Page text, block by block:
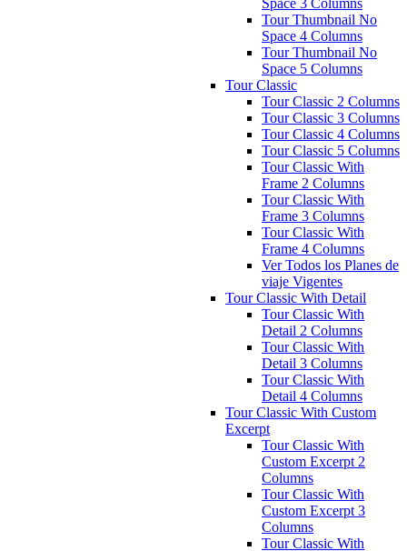
Space 3 Columns
Tour Thumbnail No
Space 4 Columns
Tour Thumbnail No
Space 5 Columns
Tour Classic
Tour Classic 2 Columns
Tour Classic 3 Columns
Tour Classic 4 Columns
Tour Classic 5 Columns
Tour Classic With
Frame 2 Columns
Tour Classic With
Frame 3 Columns
Tour Classic With
Frame 4 Columns
Ver Todos los Planes de
viaje Vigentes
Tour Classic With Detail
Tour Classic With
Detail 2 Columns
Tour Classic With
Detail 3 Columns
Tour Classic With
Detail 4 Columns
Tour Classic With Custom
Excerpt
Tour Classic With
Custom Excerpt 2
Columns
Tour Classic With
Custom Excerpt 3
Columns
Tour Classic With